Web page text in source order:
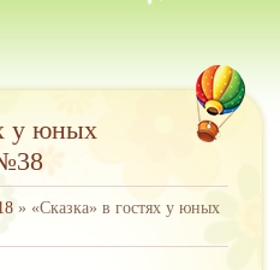
у юных
» «Сказка» в гостях у юных